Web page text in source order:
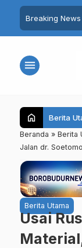
Breaking News
Depok Saepul:
Usai
menu
home Berita
Beranda » Berita
Jalan dr.
Berita Utama
Usai